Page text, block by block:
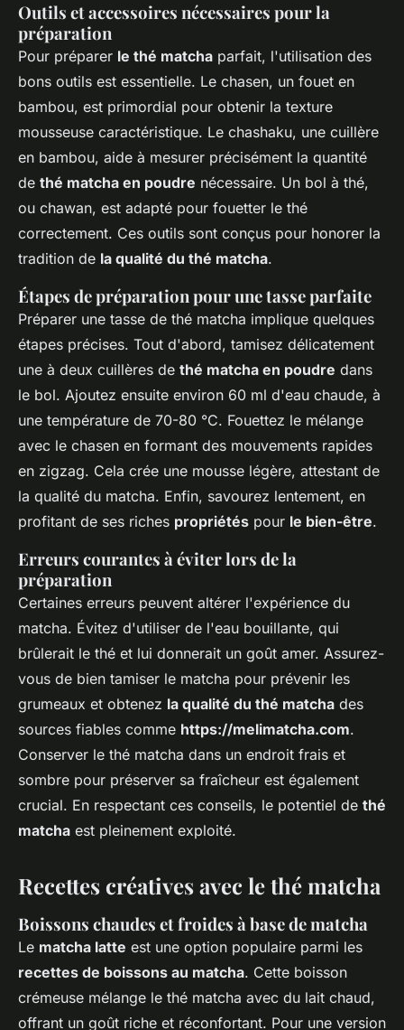
Outils et accessoires nécessaires pour la
préparation
Pour préparer le thé matcha parfait, l'utilisation des
bons outils est essentielle. Le chasen, un fouet en
bambou, est primordial pour obtenir la texture
mousseuse caractéristique. Le chashaku, une cuillère
en bambou, aide à mesurer précisément la quantité
de thé matcha en poudre nécessaire. Un bol à thé,
ou chawan, est adapté pour fouetter le thé
correctement. Ces outils sont conçus pour honorer la
tradition de la qualité du thé matcha.
Étapes de préparation pour une tasse parfaite
Préparer une tasse de thé matcha implique quelques
étapes précises. Tout d'abord, tamisez délicatement
une à deux cuillères de thé matcha en poudre dans
le bol. Ajoutez ensuite environ 60 ml d'eau chaude, à
une température de 70-80 °C. Fouettez le mélange
avec le chasen en formant des mouvements rapides
en zigzag. Cela crée une mousse légère, attestant de
la qualité du matcha. Enfin, savourez lentement, en
profitant de ses riches propriétés pour le bien-être.
Erreurs courantes à éviter lors de la
préparation
Certaines erreurs peuvent altérer l'expérience du
matcha. Évitez d'utiliser de l'eau bouillante, qui
brûlerait le thé et lui donnerait un goût amer. Assurez-
vous de bien tamiser le matcha pour prévenir les
grumeaux et obtenez la qualité du thé matcha des
sources fiables comme https://melimatcha.com.
Conserver le thé matcha dans un endroit frais et
sombre pour préserver sa fraîcheur est également
crucial. En respectant ces conseils, le potentiel de thé
matcha est pleinement exploité.
Recettes créatives avec le thé matcha
Boissons chaudes et froides à base de matcha
Le matcha latte est une option populaire parmi les
recettes de boissons au matcha. Cette boisson
crémeuse mélange le thé matcha avec du lait chaud,
offrant un goût riche et réconfortant. Pour une version